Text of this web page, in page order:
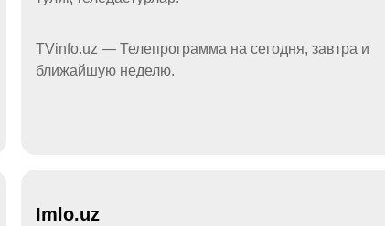
TVinfo.uz — Телепрограмма на сегодня, завтра и
ближайшую неделю.
Imlo.uz